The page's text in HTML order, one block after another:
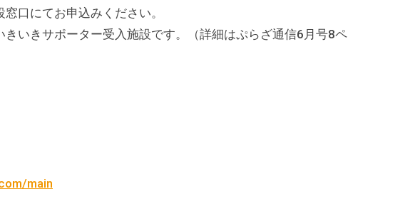
口にてお申込みください。
きいきサポーター受入施設です。（詳細はぷらざ通信6月号8ペ
main